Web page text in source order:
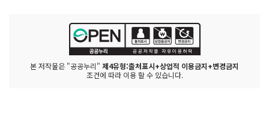
본 저작물은 "공공누리" 제4유형:출처표시+상업적 이용금지+변경금지
조건에 따라 이용 할 수 있습니다.